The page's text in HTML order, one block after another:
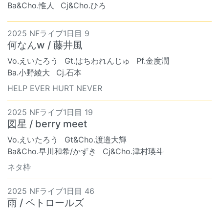
Ba&Cho.惟人 Cj&Cho.ひろ
2025 NFライブ1日目 9
何なんw / 藤井風
Vo.えいたろう Gt.はちわれんじゅ
Pf.金度潤
Ba.小野綾大
Cj.石本
HELP EVER HURT NEVER
2025 NFライブ1日目 19
図星 / berry meet
Vo.えいたろう
Gt&Cho.渡邉大輝
Ba&Cho.早川和希/かずき
Cj&Cho.津村瑛斗
ネタ枠
2025 NFライブ1日目 46
雨 / ペトロールズ